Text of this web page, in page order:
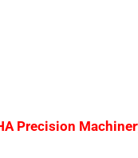
Precision